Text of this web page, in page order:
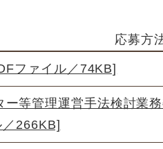
応募方
ファイル／74KB]
ー等管理運営手法検討業
266KB]